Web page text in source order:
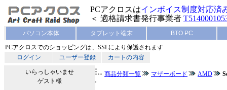
PCアクロスはインボイス制度対応済
＜ 適格請求書発行事業者
パソコン本体 タブレット端末
BTO PC
PCアクロスでのショッピングは、SSLにより保護されます
ログイン
ユーザー登録 カートの内容
いらっしゃいませ
ゲスト様
商品分類一覧 マザーボード AMD